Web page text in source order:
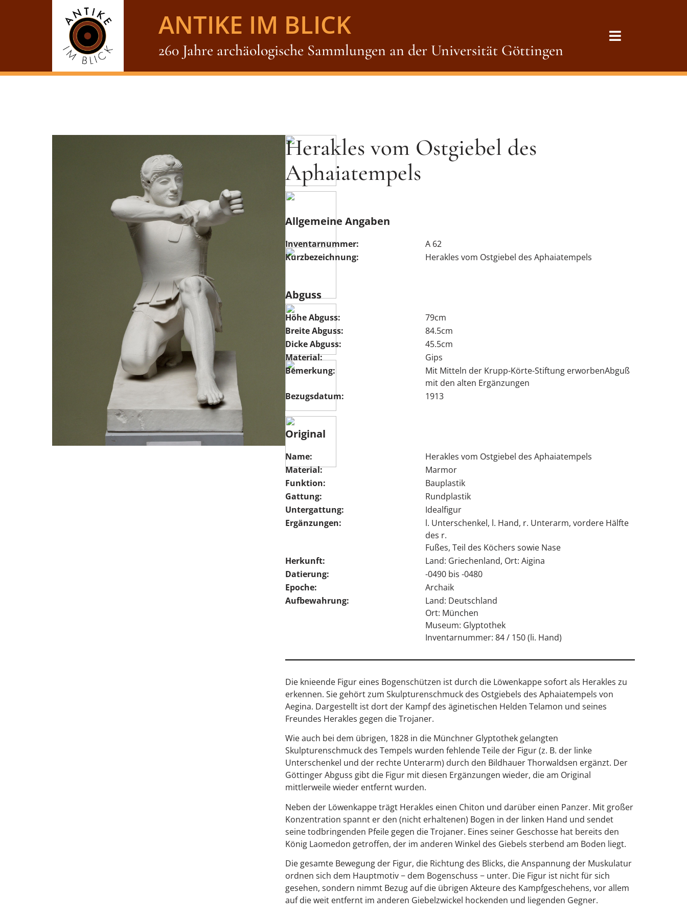
ANTIKE IM BLICK
260 Jahre archäologische Sammlungen an der Universität Göttingen
Herakles vom Ostgiebel des
Aphaiatempels
Allgemeine Angaben
Inventarnummer:
A 62
Kurzbezeichnung:
Herakles vom Ostgiebel des Aphaiatempels
Abguss
Höhe Abguss:
79cm
Breite Abguss:
84.5cm
Dicke Abguss:
45.5cm
Material:
Gips
Bemerkung:
Mit Mitteln der Krupp-Körte-Stiftung erworbenAbguß
mit den alten Ergänzungen
Bezugsdatum:
1913
Original
Name:
Herakles vom Ostgiebel des Aphaiatempels
Material:
Marmor
Funktion:
Bauplastik
Gattung:
Rundplastik
Untergattung:
Idealfigur
Ergänzungen:
l. Unterschenkel, l. Hand, r. Unterarm, vordere Hälfte
des r.
Fußes, Teil des Köchers sowie Nase
Herkunft:
Land: Griechenland, Ort: Aigina
Datierung:
-0490 bis -0480
Epoche:
Archaik
Aufbewahrung:
Land: Deutschland
Ort: München
Museum: Glyptothek
Inventarnummer: 84 / 150 (li. Hand)
Die knieende Figur eines Bogenschützen ist durch die Löwenkappe sofort als Herakles zu
erkennen. Sie gehört zum Skulpturenschmuck des Ostgiebels des Aphaiatempels von
Aegina. Dargestellt ist dort der Kampf des äginetischen Helden Telamon und seines
Freundes Herakles gegen die Trojaner.
Wie auch bei dem übrigen, 1828 in die Münchner Glyptothek gelangten
Skulpturenschmuck des Tempels wurden fehlende Teile der Figur (z. B. der linke
Unterschenkel und der rechte Unterarm) durch den Bildhauer Thorwaldsen ergänzt. Der
Göttinger Abguss gibt die Figur mit diesen Ergänzungen wieder, die am Original
mittlerweile wieder entfernt wurden.
Neben der Löwenkappe trägt Herakles einen Chiton und darüber einen Panzer. Mit großer
Konzentration spannt er den (nicht erhaltenen) Bogen in der linken Hand und sendet
seine todbringenden Pfeile gegen die Trojaner. Eines seiner Geschosse hat bereits den
König Laomedon getroffen, der im anderen Winkel des Giebels sterbend am Boden liegt.
Die gesamte Bewegung der Figur, die Richtung des Blicks, die Anspannung der Muskulatur
ordnen sich dem Hauptmotiv − dem Bogenschuss − unter. Die Figur ist nicht für sich
gesehen, sondern nimmt Bezug auf die übrigen Akteure des Kampfgeschehens, vor allem
auf die weit entfernt im anderen Giebelzwickel hockenden und liegenden Gegner.